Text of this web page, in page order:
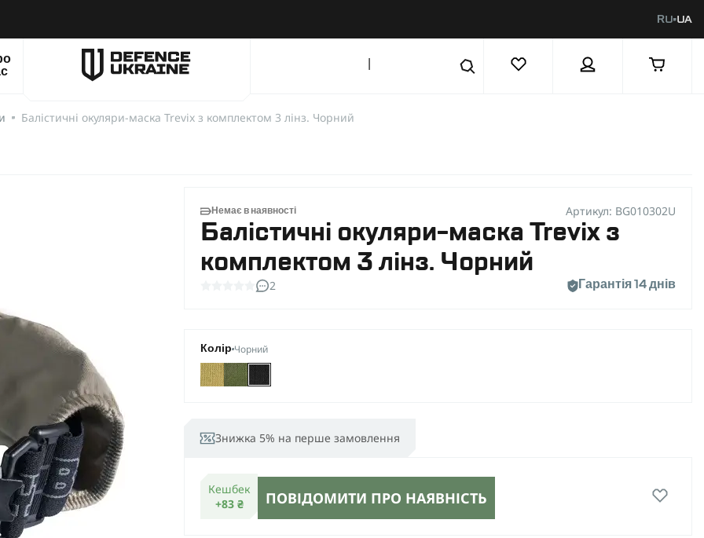
RU UA
Балістичні окуляри-маска Trevix з комплектом 3 лінз. Чорний
Немає в наявності Артикул: BG010302U
Балістичні окуляри-маска Trevix з
комплектом 3 лінз. Чорний
2 Гарантія 14 днів
Колір Чорний
Знижка 5% на перше замовлення
Кешбек
+83 ₴
ПОВІДОМИТИ ПРО НАЯВНІСТЬ